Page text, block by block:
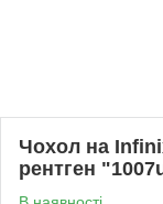
Чохол на
рентген